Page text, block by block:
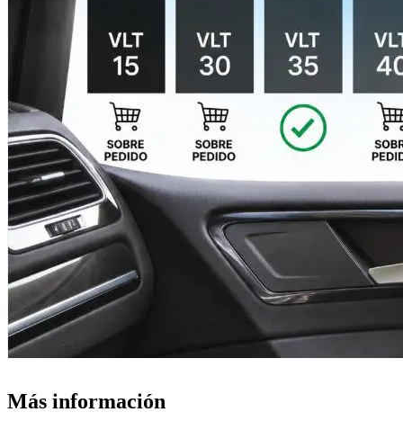
Más información